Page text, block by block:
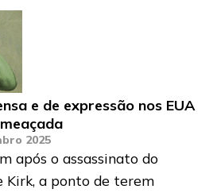
e de expressão nos EUA
2025
após o assassinato do
Kirk, a ponto de terem